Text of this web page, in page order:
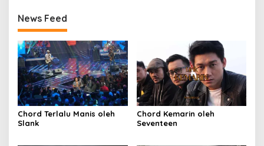
News Feed
Chord Terlalu Manis oleh
Slank
Chord Kemarin oleh
Seventeen